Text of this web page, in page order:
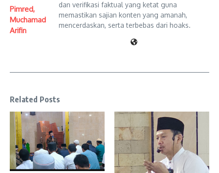
Pimred,
Muchamad
Arifin
dan verifikasi faktual yang ketat guna
memastikan sajian konten yang amanah,
mencerdaskan, serta terbebas dari hoaks.
Related Posts